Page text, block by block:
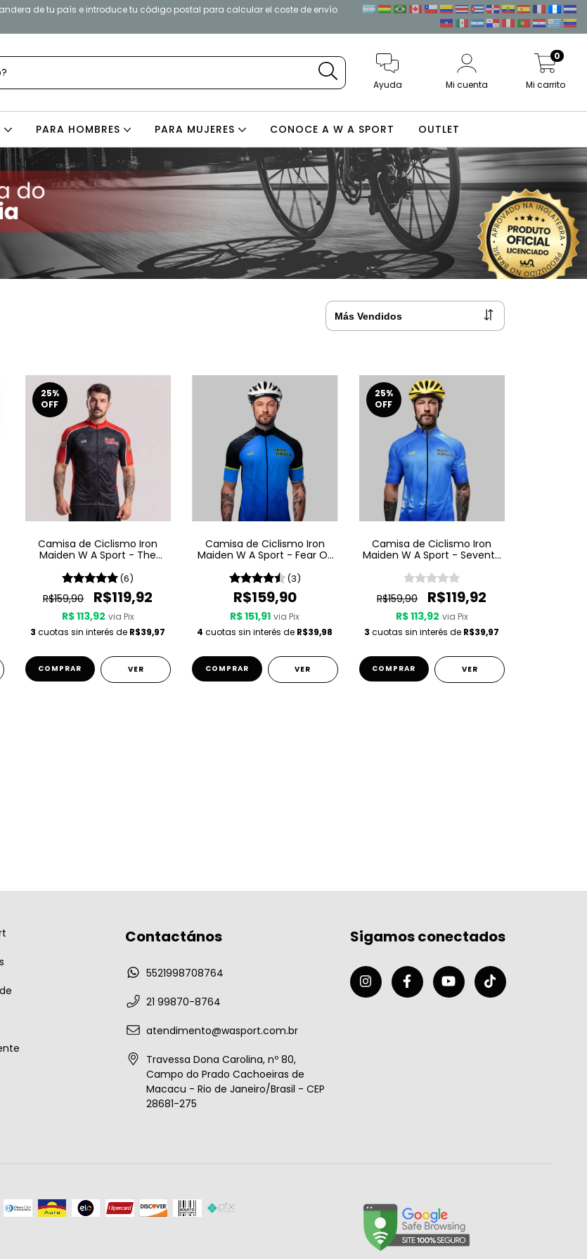
bandera de tu país e introduce tu código postal para calcular el coste de envío
Ayuda Mi cuenta Mi carrito
0
PARA HOMBRES PARA MUJERES CONOCE A W A SPORT OUTLET
25%
OFF
Camisa de Ciclismo Iron
Maiden W A Sport - The
(6)
R$159,90 R$119,92
R$ 113,92 via Pix
3 cuotas sin interés de R$39,97
COMPRAR VER
Camisa de Ciclismo Iron
Maiden W A Sport - Fear Of
(3)
R$159,90
R$ 151,91 via Pix
4 cuotas sin interés de R$39,98
COMPRAR VER
25%
OFF
Camisa de Ciclismo Iron
Maiden W A Sport - Seventh
R$159,90 R$119,92
R$ 113,92 via Pix
3 cuotas sin interés de R$39,97
COMPRAR VER
Contactános
5521998708764
21 99870-8764
atendimento@wasport.com.br
Travessa Dona Carolina, nº 80,
Campo do Prado Cachoeiras de
Macacu - Rio de Janeiro/Brasil - CEP
28681-275
Sigamos conectados